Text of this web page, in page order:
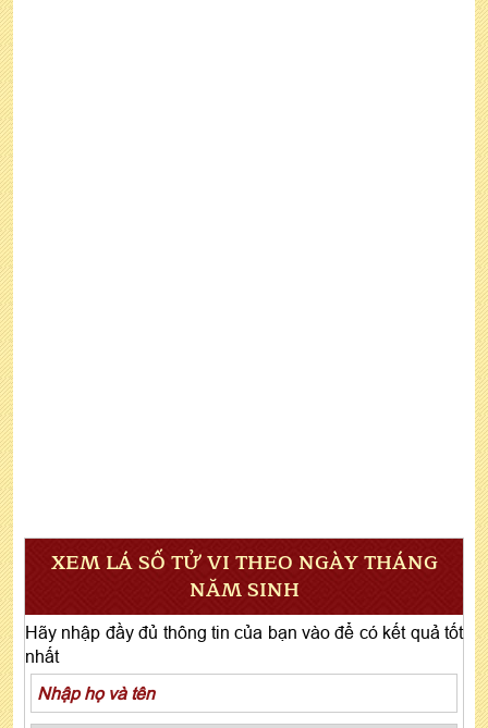
XEM LÁ SỐ TỬ VI THEO NGÀY THÁNG
NĂM SINH
Hãy nhập đầy đủ thông tin của bạn vào để có kết quả tốt
nhất